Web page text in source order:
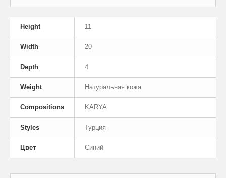
Height 11
Width 20
Depth 4
Weight Натуральная кожа
Compositions KARYA
Styles Турция
Цвет Синий